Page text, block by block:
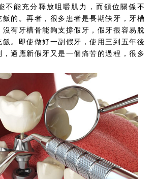
不能充分釋放咀嚼肌力，而頜位關係不
飯的。再者，很多患者是長期缺牙，牙槽
沒有牙槽骨能夠支撐假牙，假牙很容易脫
。即使做好一副假牙，使用三到五年後
適應新假牙又是一個痛苦的過程，很多